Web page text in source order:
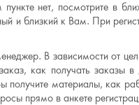
нет, посмотрите в
и близкий к Вам. При
В зависимости от
как получать заказы в
материалы, как
прямо в анкете